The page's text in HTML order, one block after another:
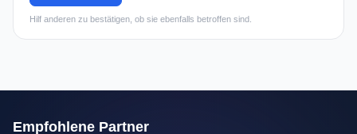
Hilf anderen zu bestätigen, ob sie ebenfalls betroffen sind.
Empfohlene Partner